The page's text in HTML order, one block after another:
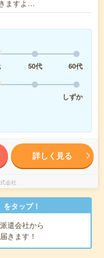
ますよ…
50代
60代
しずか
詳しく見る
会社
タップ！
遣会社から
きます！